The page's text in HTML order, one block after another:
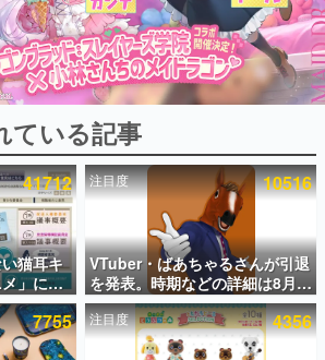
一覧
り記事
数が数千以上！ ページビュー数万以上！ などな
の人々に読まれた、電ファミ渾身の“殿堂入り”記
めました。
の企画書
ムクリエイターの方々に製作時のエピソードをお
ヒットする企画（ゲーム）とは何か？を探ってい
を解いてはいけない。『赫本』は、〈試験問題〉
た短編ホラー小説集です。
ている記事
41712
猫耳キ
」に視
。違法
も含め
す
注目度 10516
VTuber・ばあちゃるさんが引退
を発表。時期などの詳細は8月9
日15時からの配信で説明
7755 注目度 4356